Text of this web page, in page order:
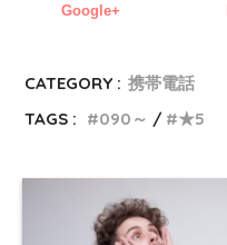
Google+
CATEGORY : 携帯電話
TAGS :
090～ ★5